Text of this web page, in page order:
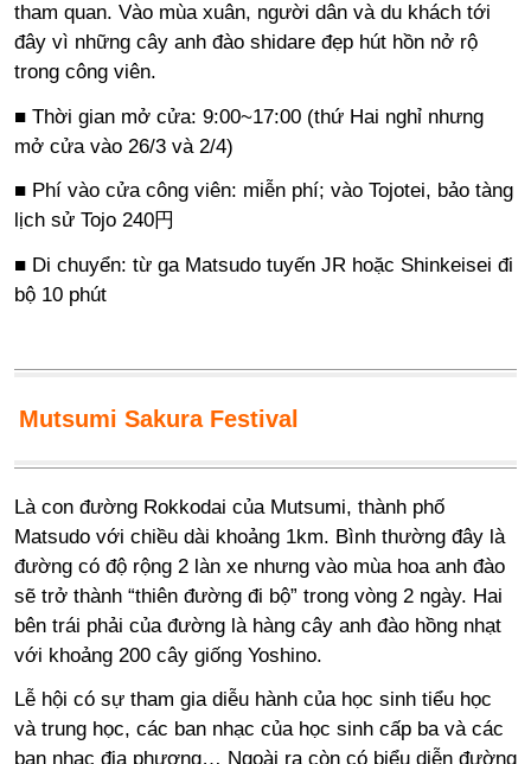
tham quan. Vào mùa xuân, người dân và du khách tới
đây vì những cây anh đào shidare đẹp hút hồn nở rộ
trong công viên.
■ Thời gian mở cửa: 9:00~17:00 (thứ Hai nghỉ nhưng
mở cửa vào 26/3 và 2/4)
■ Phí vào cửa công viên: miễn phí; vào Tojotei, bảo tàng
lịch sử Tojo 240円
■ Di chuyển: từ ga Matsudo tuyến JR hoặc Shinkeisei đi
bộ 10 phút
Mutsumi Sakura Festival
Là con đường Rokkodai của Mutsumi, thành phố
Matsudo với chiều dài khoảng 1km. Bình thường đây là
đường có độ rộng 2 làn xe nhưng vào mùa hoa anh đào
sẽ trở thành “thiên đường đi bộ” trong vòng 2 ngày. Hai
bên trái phải của đường là hàng cây anh đào hồng nhạt
với khoảng 200 cây giống Yoshino.
Lễ hội có sự tham gia diễu hành của học sinh tiểu học
và trung học, các ban nhạc của học sinh cấp ba và các
ban nhạc địa phương… Ngoài ra còn có biểu diễn đường